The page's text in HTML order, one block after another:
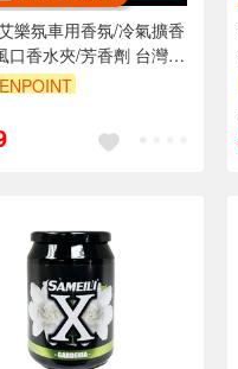
樂氛車用香氛/冷氣擴香
口香水夾/芳香劑 台灣製